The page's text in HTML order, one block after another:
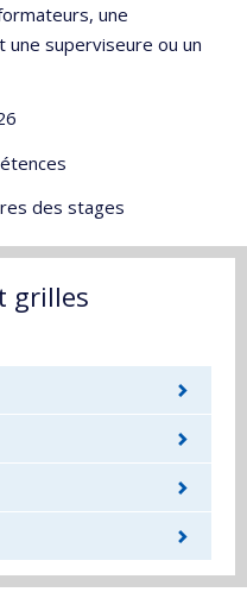
une
une superviseure ou un
des stages
grilles